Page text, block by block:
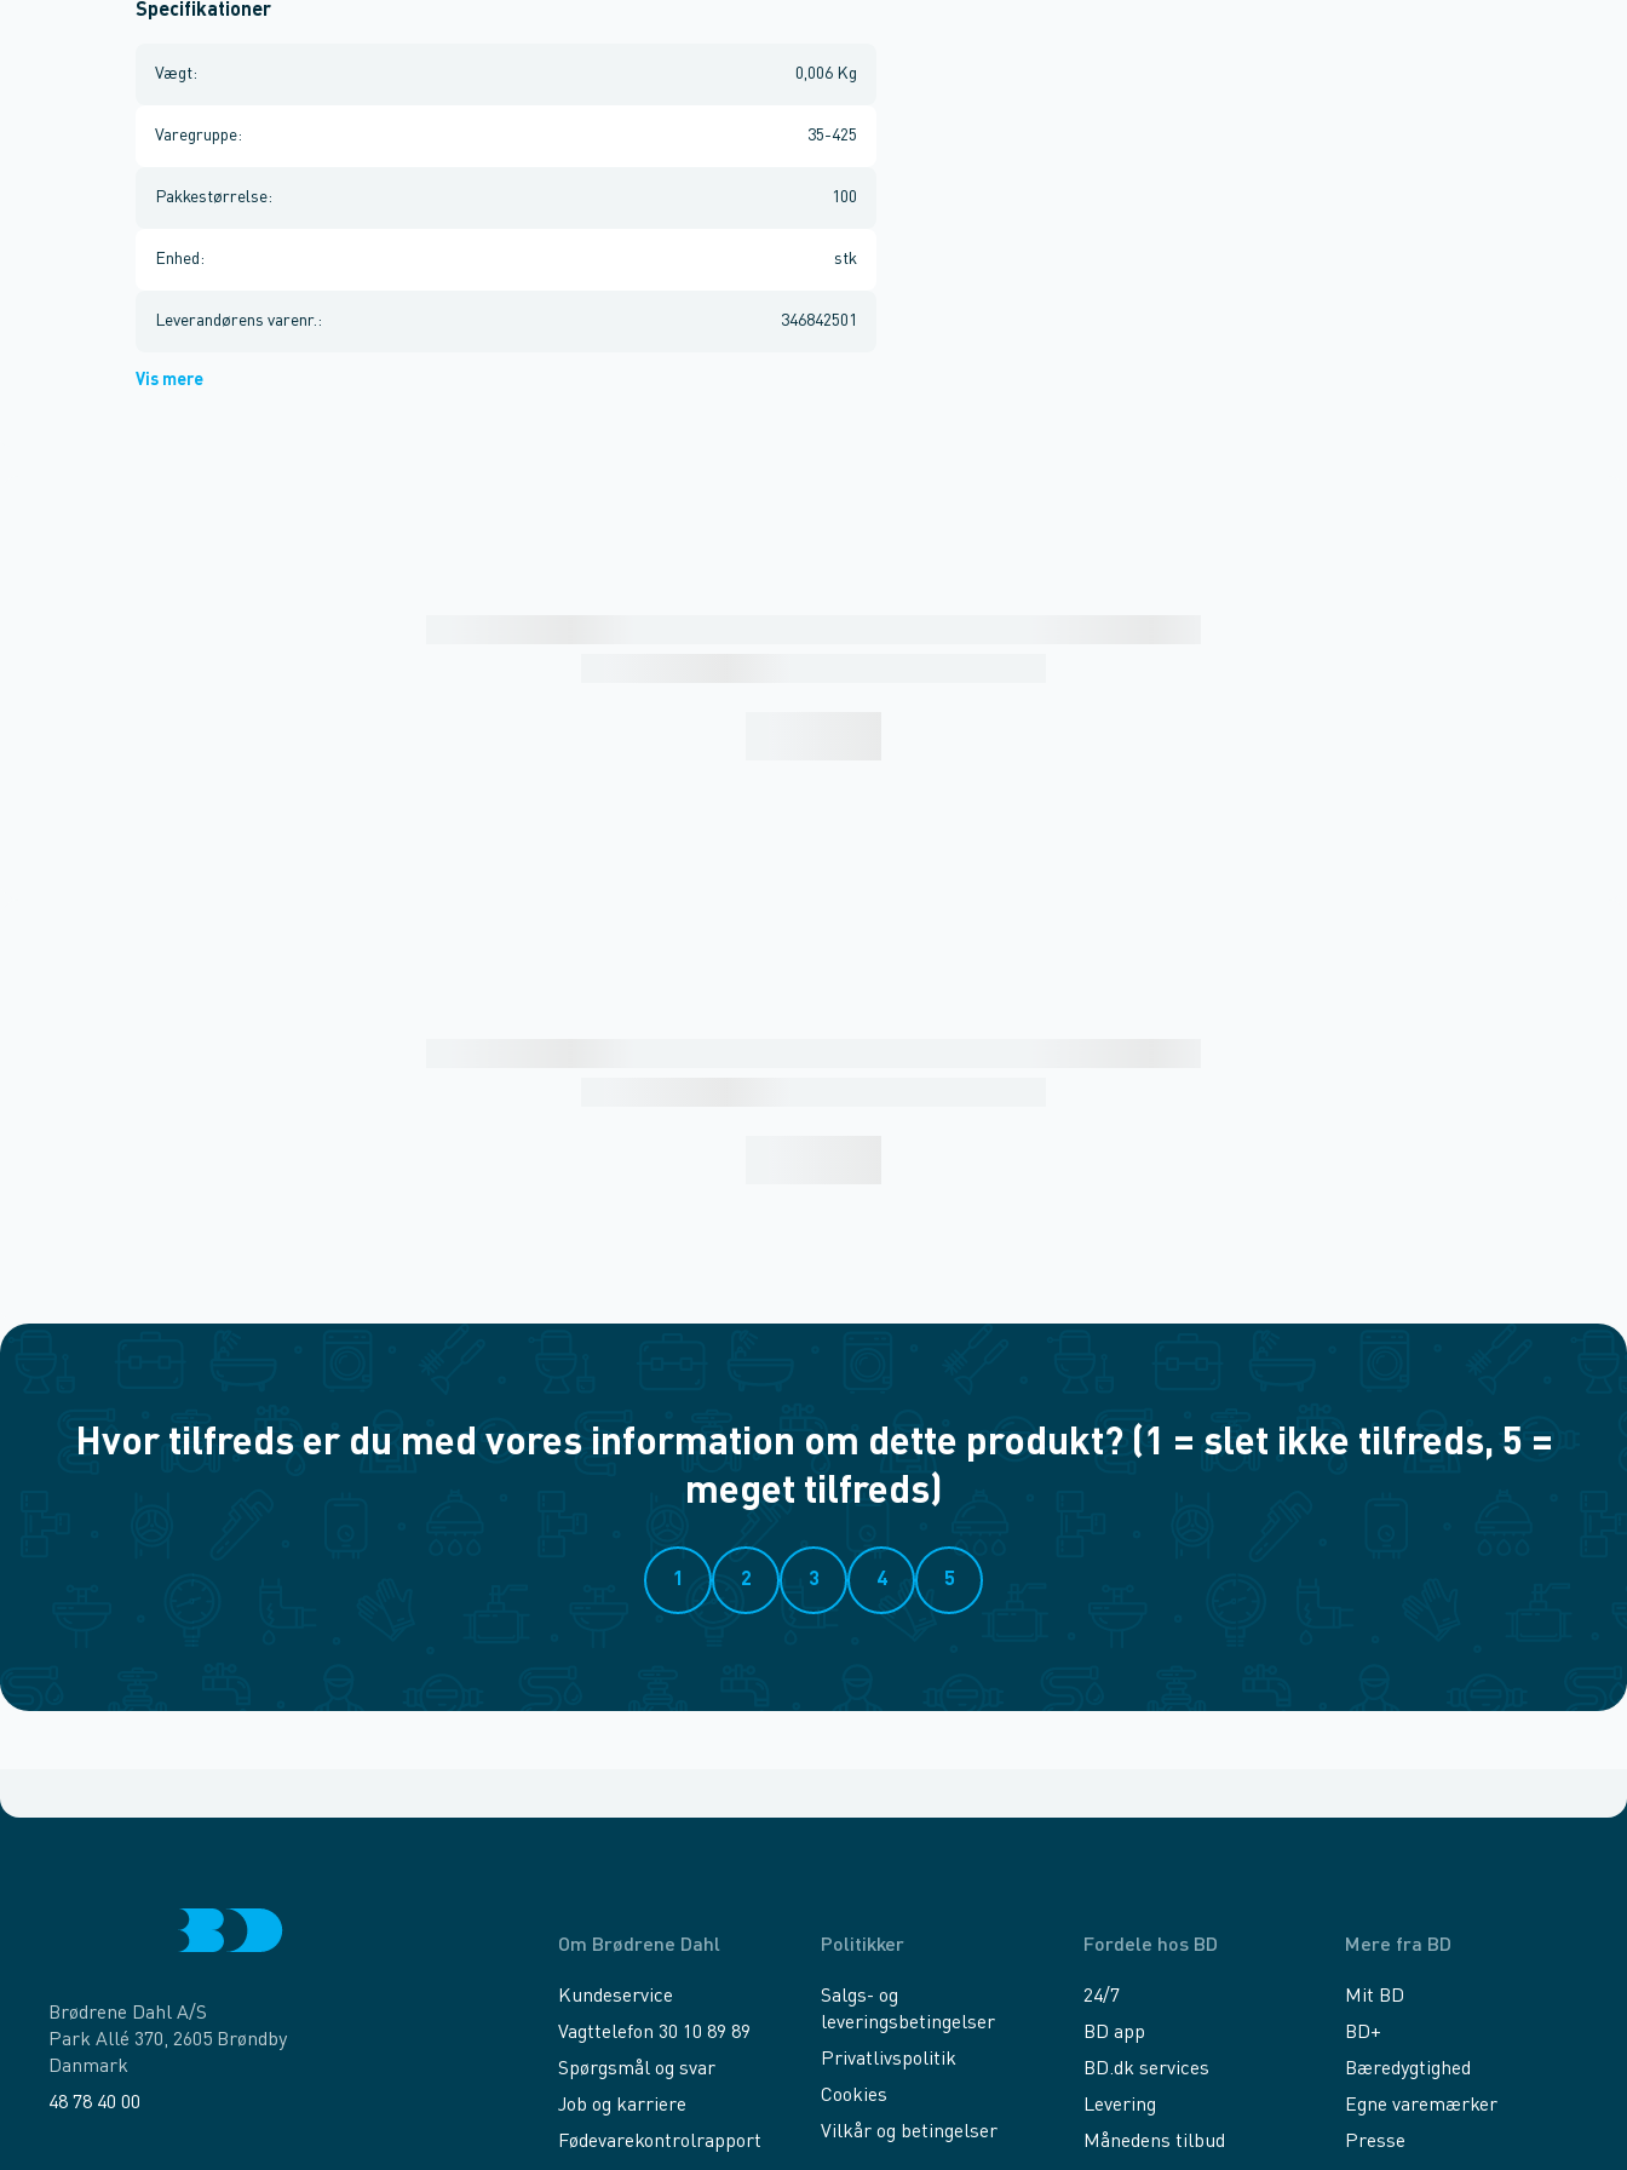
Specifikationer
Vægt: 0,006 Kg
Varegruppe: 35-425
Pakkestørrelse: 100
Enhed : stk
Leverandørens varenr. : 346842501
Vis mere
Hvor tilfreds er du med vores information om dette produkt? (1 = slet ikke tilfreds, 5 =
meget tilfreds)
1 2 3 4 5
Brødrene Dahl A/S
Park Allé 370, 2605 Brøndby
Danmark
48 78 40 00
Om Brødrene Dahl
Kundeservice
Vagttelefon 30 10 89 89
Spørgsmål og svar
Job og karriere
Fødevarekontrolrapport
Politikker
Salgs- og
leveringsbetingelser
Privatlivspolitik
Cookies
Vilkår og betingelser
Fordele hos BD
24/7
BD app
BD.dk services
Levering
Månedens tilbud
Mere fra BD
Mit BD
BD+
Bæredygtighed
Egne varemærker
Presse